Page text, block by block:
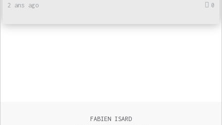
0
2 ans ago
FABIEN ISARD